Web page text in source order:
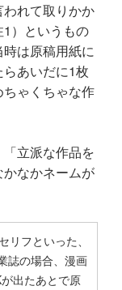
われて取りかか
）というもの
は原稿用紙に
あいだに1枚
ゃくちゃな作
立派な作品を
なかネームが
フといった、
誌の場合、漫画
出たあとで原